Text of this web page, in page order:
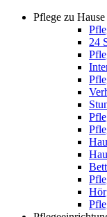
Pflege zu Hause
24